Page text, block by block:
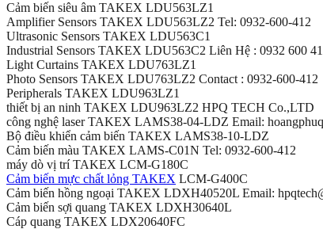
Cảm biến siêu âm TAKEX LDU563LZ1
Amplifier Sensors TAKEX LDU563LZ2 Tel: 0932-600-412
Ultrasonic Sensors TAKEX LDU563C1
Industrial Sensors TAKEX LDU563C2 Liên Hệ : 0932 600
Light Curtains TAKEX LDU763LZ1
Photo Sensors TAKEX LDU763LZ2 Contact : 0932-600-412
Peripherals TAKEX LDU963LZ1
thiết bị an ninh TAKEX LDU963LZ2 HPQ TECH Co.,LTD
công nghệ laser TAKEX LAMS38-04-LDZ Email:
Bộ điều khiển cảm biến TAKEX LAMS38-10-LDZ
Cảm biến màu TAKEX LAMS-C01N Tel: 0932-600-412
máy dò vị trí TAKEX LCM-G180C
Cảm biến mực chất lỏng TAKEX LCM-G400C
Cảm biến hồng ngoại TAKEX LDXH40520L Email:
Cảm biến sợi quang TAKEX LDXH30640L
Cáp quang TAKEX LDX20640FC